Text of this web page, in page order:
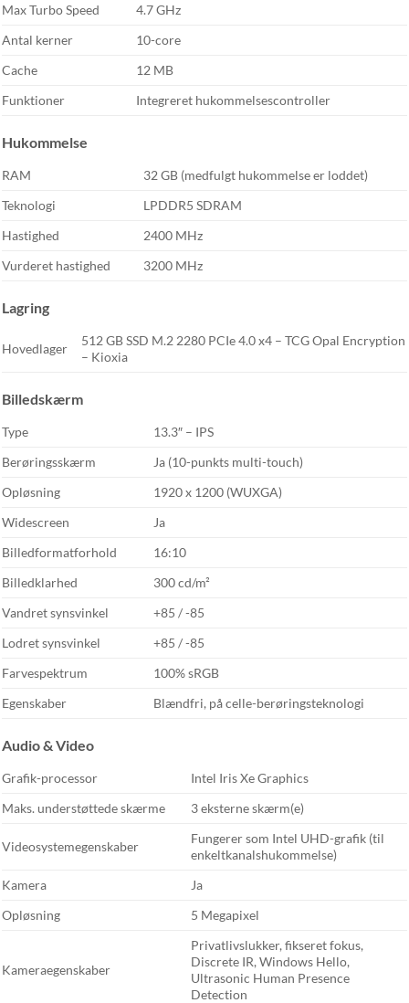
Max Turbo Speed
4.7 GHz
Antal kerner
10-core
Cache
12 MB
Funktioner
Integreret hukommelsescontroller
Hukommelse
RAM
32 GB (medfulgt hukommelse er loddet)
Teknologi
LPDDR5 SDRAM
Hastighed
2400 MHz
Vurderet hastighed
3200 MHz
Lagring
Hovedlager
512 GB SSD M.2 2280 PCIe 4.0 x4 – TCG Opal Encryption
– Kioxia
Billedskærm
Type
13.3″ – IPS
Berøringsskærm
Ja (10-punkts multi-touch)
Opløsning
1920 x 1200 (WUXGA)
Widescreen
Ja
Billedformatforhold
16:10
Billedklarhed
300 cd/m²
Vandret synsvinkel
+85 / -85
Lodret synsvinkel
+85 / -85
Farvespektrum
100% sRGB
Egenskaber
Blændfri, på celle-berøringsteknologi
Audio & Video
Grafik-processor
Intel Iris Xe Graphics
Maks. understøttede skærme
3 eksterne skærm(e)
Videosystemegenskaber
Fungerer som Intel UHD-grafik (til
enkeltkanalshukommelse)
Kamera
Ja
Opløsning
5 Megapixel
Kameraegenskaber
Privatlivslukker, fikseret fokus,
Discrete IR, Windows Hello,
Ultrasonic Human Presence
Detection